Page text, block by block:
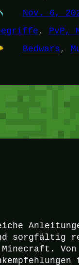
Nov. 6,
, PvP,
Bedwars ,
sorgfältig
Von